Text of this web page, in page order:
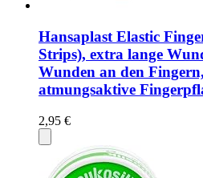
Hansaplast Elastic
Strips), extra lange
Wunden an den
atmungsaktive
2,95 €